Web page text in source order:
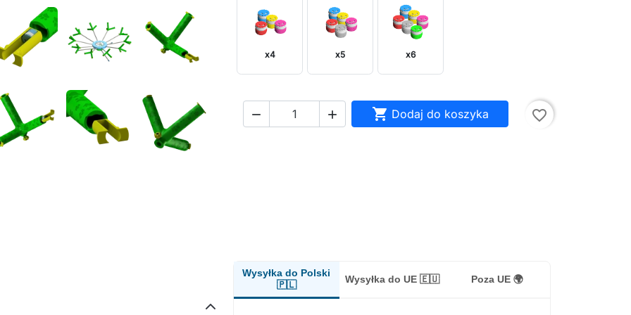
x4 x5 x6
   Dodaj do koszyka favorite_border
Wysyłka do Polski
🇵🇱
Wysyłka do UE 🇪🇺 Poza UE 🌍